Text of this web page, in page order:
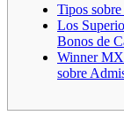
Tipos
Los
Bonos de
Winner
sobre